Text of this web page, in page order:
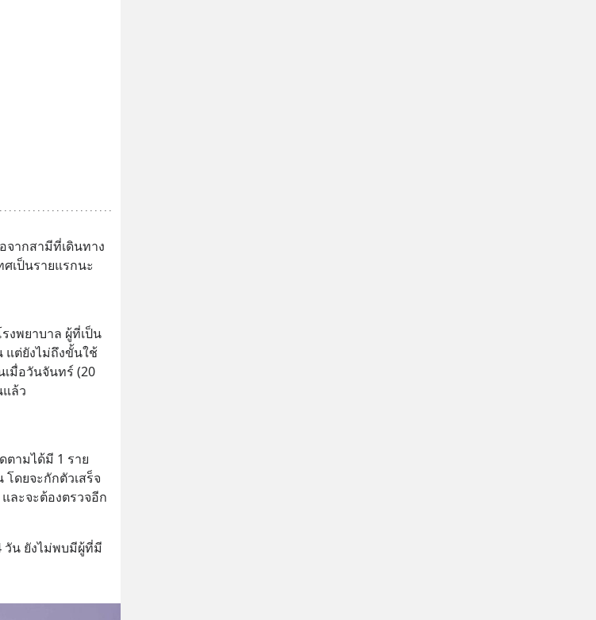
จากสามีที่เดินทาง
เป็นรายแรกนะ
งพยาบาล ผู้ที่เป็น
แต่ยังไม่ถึงขั้นใช้
เมื่อวันจันทร์ (20
ล้ว
ตามได้มี 1 ราย
ดยจะกักตัวเสร็จ
ละจะต้องตรวจอีก
วัน ยังไม่พบมีผู้ที่มี